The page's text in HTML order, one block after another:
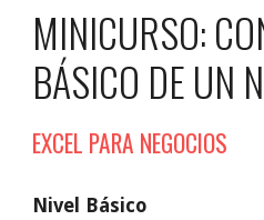
MINICURSO:
BÁSICO DE UN
EXCEL PARA NEGOCIOS
Nivel Básico